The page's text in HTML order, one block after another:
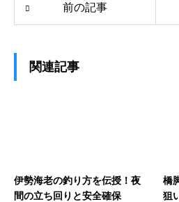
前の記事
関連記事
伊勢海老の釣り方を伝授！夜
間の立ち回りと安全確保
橋
狙